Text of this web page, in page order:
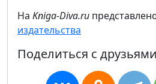
На Kniga-Diva.ru
издательства
Поделиться с